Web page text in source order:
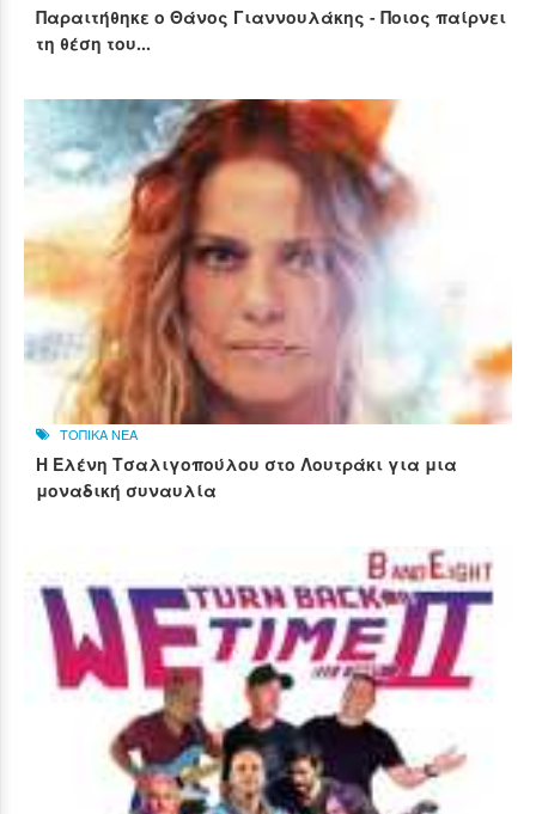
Παραιτήθηκε ο Θάνος Γιαννουλάκης - Ποιος παίρνει
τη θέση του...
ΤΟΠΙΚΑ ΝΕΑ
Η Ελένη Τσαλιγοπούλου στο Λουτράκι για μια
μοναδική συναυλία